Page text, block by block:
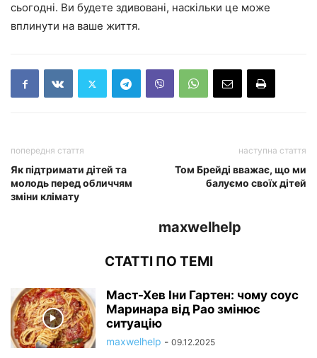
сьогодні. Ви будете здивовані, наскільки це може
вплинути на ваше життя.
попередня стаття
Як підтримати дітей та
молодь перед обличчям
зміни клімату
наступна стаття
Том Брейді вважає, що ми
балуємо своїх дітей
maxwelhelp
СТАТТІ ПО ТЕМІ
Маст-Хев Іни Гартен: чому соус
Маринара від Рао змінює
ситуацію
maxwelhelp - 09.12.2025